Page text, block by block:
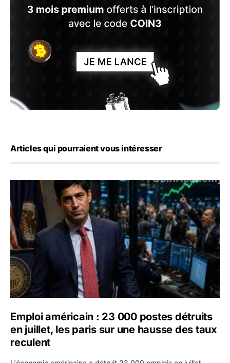
Articles qui pourraient vous intéresser
Emploi américain : 23 000 postes détruits en juillet, les
Emploi américain : 23 000 postes détruits
en juillet, les paris sur une hausse des taux
reculent